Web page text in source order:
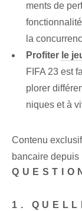
ments de
la
Profiter le
FIFA 23 est
plorer
niques et à
Contenu
bancaire
1.